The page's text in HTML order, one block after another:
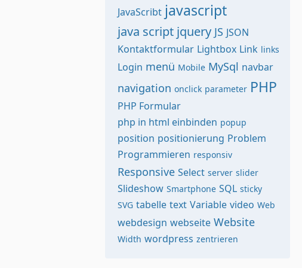
JavaScribt javascript
java script jquery JS JSON
Kontaktformular Lightbox Link links
Login menü Mobile MySql navbar
navigation onclick parameter PHP
PHP Formular
php in html einbinden popup
position positionierung Problem
Programmieren responsiv
Responsive Select server slider
Slideshow Smartphone SQL sticky
SVG tabelle text Variable video Web
webdesign webseite Website
Width wordpress zentrieren